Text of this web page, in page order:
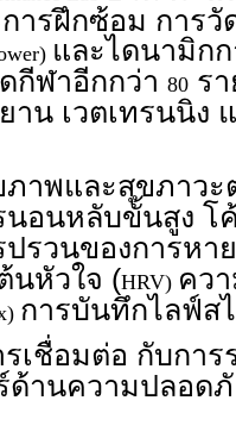
ารฝึกซ้อม การวั
และไดนามิกก
กีฬาอีกกว่า 80 ร
าน เวตเทรนนิง
ภาพและสุขภาว
นอนหลับขั้นสูง โ
รวนของการหา
นหัวใจ (HRV) คว
การบันทึกไลฟ์ส
เชื่อมต่อ กับการ
ด้านความปลอด